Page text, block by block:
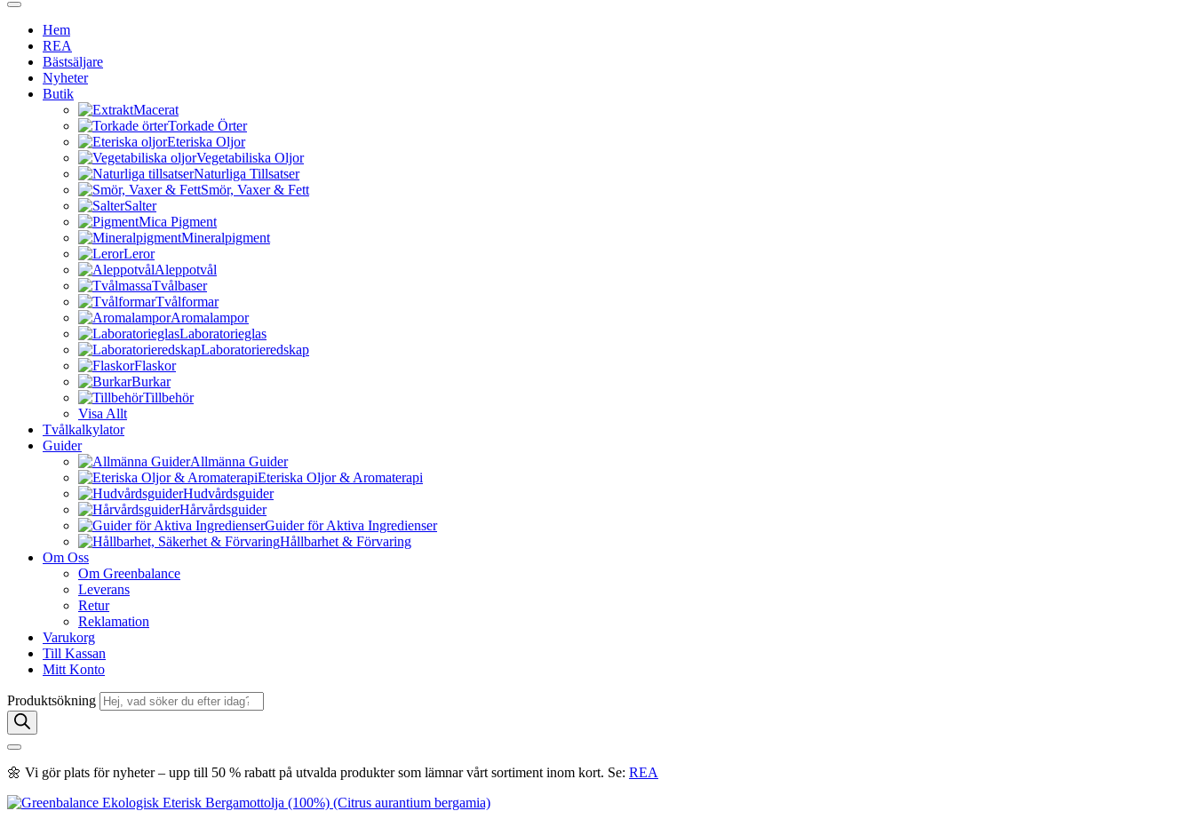
Hem
REA
Bästsäljare
Nyheter
Butik
Macerat
Torkade Örter
Eteriska Oljor
Vegetabiliska Oljor
Naturliga Tillsatser
Smör, Vaxer & Fett
Salter
Mica Pigment
Mineralpigment
Leror
Aleppotvål
Tvålbaser
Tvålformar
Aromalampor
Laboratorieglas
Laboratorieredskap
Flaskor
Burkar
Tillbehör
Visa Allt
Tvålkalkylator
Guider
Allmänna Guider
Eteriska Oljor & Aromaterapi
Hudvårdsguider
Hårvårdsguider
Guider för Aktiva Ingredienser
Hållbarhet & Förvaring
Om Oss
Om Greenbalance
Leverans
Retur
Reklamation
Varukorg
Till Kassan
Mitt Konto
Produktsökning
🌼 Vi gör plats för nyheter – upp till 50 % rabatt på utvalda produkter som lämnar vårt sortiment inom kort. Se: REA